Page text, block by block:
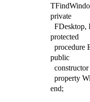
private
FDesktop,
protected
procedure
public
constructor
property
end;